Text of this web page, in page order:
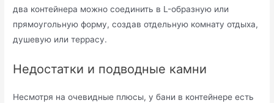
два контейнера можно соединить в L-образную или
прямоугольную форму, создав отдельную комнату отдыха,
душевую или террасу.
Недостатки и подводные камни
Несмотря на очевидные плюсы, у бани в контейнере есть